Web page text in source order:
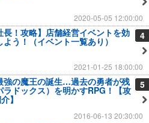
2020-05-05 12:00:00
4
長！攻略】店舗経営イベントを効
う！（イベント一覧あり）
2021-01-25 18:00:00
5
強の魔王の誕生…過去の勇者が残
ラドックス）を明かすRPG！【攻
】
2016-06-13 20:30:00